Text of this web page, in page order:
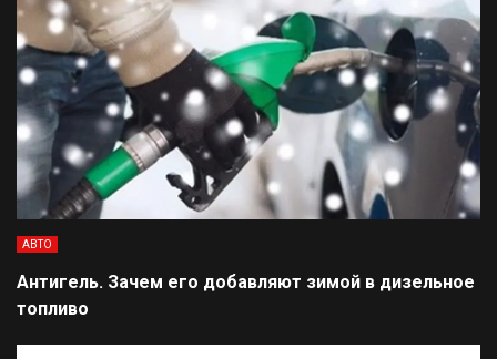
АВТО
Антигель. Зачем его добавляют зимой в дизельное
топливо